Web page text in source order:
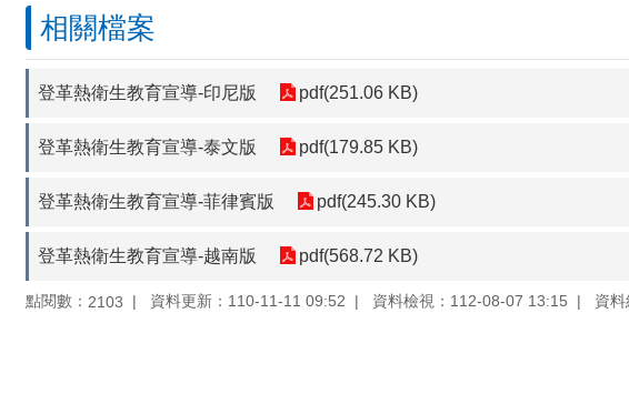
相關檔案
登革熱衛生教育宣導-印尼版 pdf(251.06 KB)
登革熱衛生教育宣導-泰文版 pdf(179.85 KB)
登革熱衛生教育宣導-菲律賓版 pdf(245.30 KB)
登革熱衛生教育宣導-越南版 pdf(568.72 KB)
點閱數： 2103 資料更新：110-11-11 09:52 資料檢視：112-08-07 13:15 資